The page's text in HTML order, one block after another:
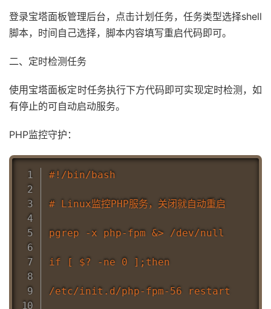
登录宝塔面板管理后台，点击计划任务，任务类型选择shell
脚本，时间自己选择，脚本内容填写重启代码即可。
二、定时检测任务
使用宝塔面板定时任务执行下方代码即可实现定时检测，如
有停止的可自动启动服务。
PHP监控守护：
#!/bin/bash
# Linux监控PHP服务，关闭就自动重启
pgrep -x php-fpm &> /dev/null
if [ $? -ne 0 ];then
/etc/init.d/php-fpm-56 restart